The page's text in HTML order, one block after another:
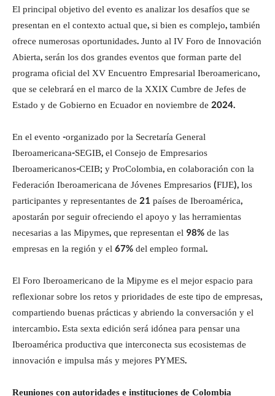
El principal objetivo del evento es analizar los desafíos que se
presentan en el contexto actual que, si bien es complejo, también
ofrece numerosas oportunidades. Junto al IV Foro de Innovación
Abierta, serán los dos grandes eventos que forman parte del
programa oficial del XV Encuentro Empresarial Iberoamericano,
que se celebrará en el marco de la XXIX Cumbre de Jefes de
Estado y de Gobierno en Ecuador en noviembre de 2024.
En el evento -organizado por la Secretaría General
Iberoamericana-SEGIB, el Consejo de Empresarios
Iberoamericanos-CEIB; y ProColombia, en colaboración con la
Federación Iberoamericana de Jóvenes Empresarios (FIJE), los
participantes y representantes de 21 países de Iberoamérica,
apostarán por seguir ofreciendo el apoyo y las herramientas
necesarias a las Mipymes, que representan el 98% de las
empresas en la región y el 67% del empleo formal.
El Foro Iberoamericano de la Mipyme es el mejor espacio para
reflexionar sobre los retos y prioridades de este tipo de empresas,
compartiendo buenas prácticas y abriendo la conversación y el
intercambio. Esta sexta edición será idónea para pensar una
Iberoamérica productiva que interconecta sus ecosistemas de
innovación e impulsa más y mejores PYMES.
Reuniones con autoridades e instituciones de Colombia